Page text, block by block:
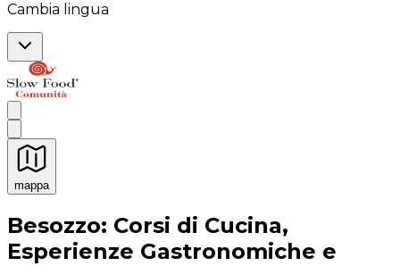
Cambia lingua
mappa
Esperienze culinarie indimenticabili: Esperienze
Besozzo: Corsi di Cucina,
Esperienze Gastronomiche e